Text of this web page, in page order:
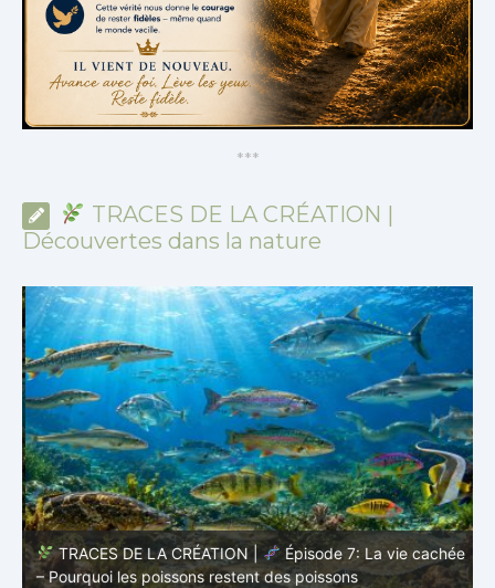
***
TRACES DE LA CRÉATION |
Découvertes dans la nature
TRACES DE LA CRÉATION |
Épisode 7: La vie cachée
– Pourquoi les poissons restent des poissons